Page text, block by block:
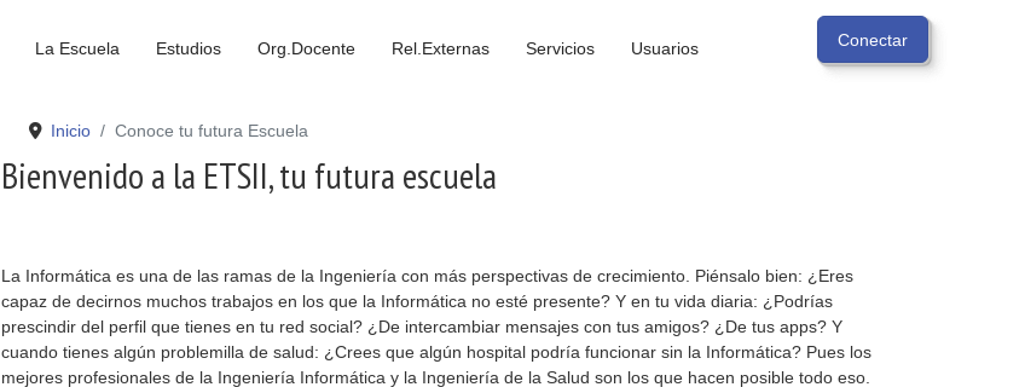
La Escuela Estudios Org.Docente Rel.Externas Servicios Usuarios
Inicio Conoce tu futura Escuela
Bienvenido a la ETSII, tu futura escuela
La Informática es una de las ramas de la Ingeniería con más perspectivas de crecimiento. Piénsalo bien: ¿Eres
capaz de decirnos muchos trabajos en los que la Informática no esté presente? Y en tu vida diaria: ¿Podrías
prescindir del perfil que tienes en tu red social? ¿De intercambiar mensajes con tus amigos? ¿De tus apps? Y
cuando tienes algún problemilla de salud: ¿Crees que algún hospital podría funcionar sin la Informática? Pues los
mejores profesionales de la Ingeniería Informática y la Ingeniería de la Salud son los que hacen posible todo eso.